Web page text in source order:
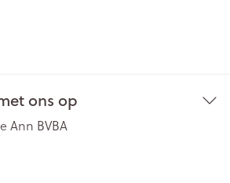
ons op
Ann BVBA